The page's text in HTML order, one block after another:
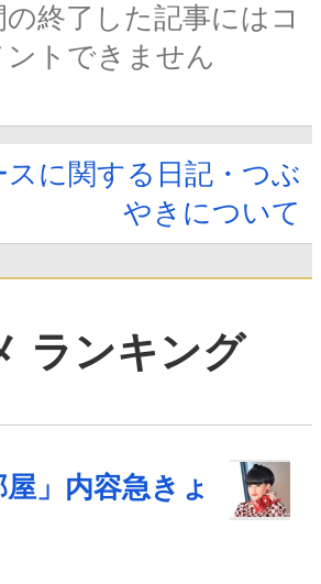
終了した記事にはコ
ントできません
スに関する日記・つぶ
やきについて
ランキング
屋」内容急きょ